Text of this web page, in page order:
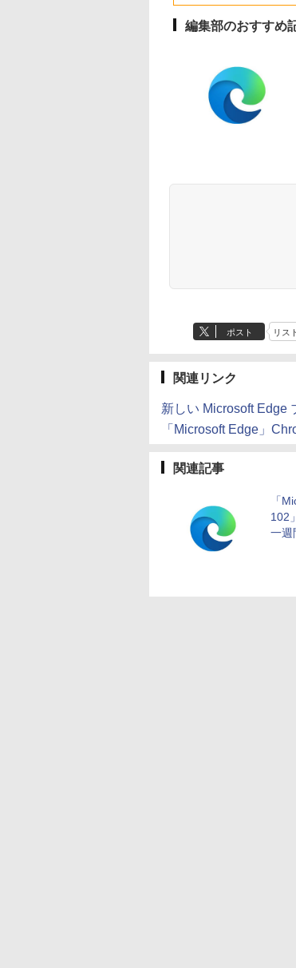
ユニファイドメモ
リ、512GB SSDスト
レージ、1080p
し
編集部のおすすめ
ポスト リス
関連リンク
新しい Microsoft Edge
「Microsoft Edge」
関連記事
「
102
一週